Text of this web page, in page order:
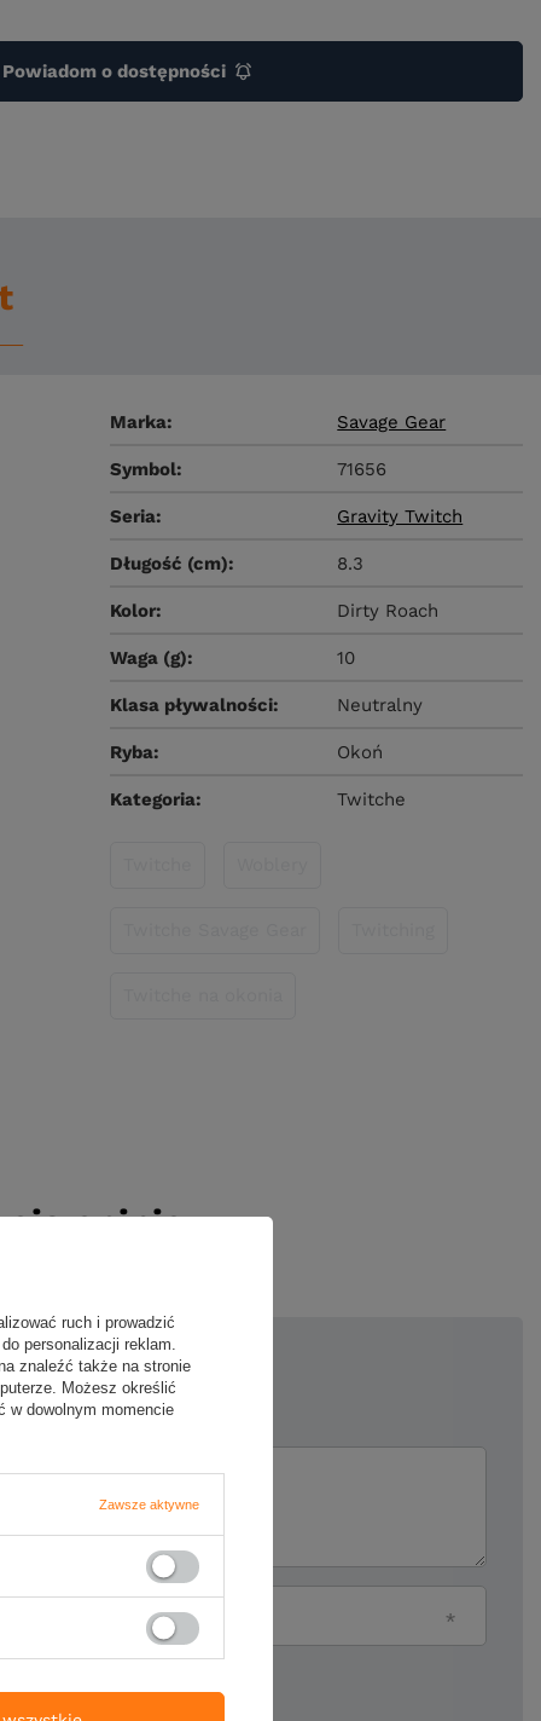
Powiadom o dostępności
Marka Savage Gear
Symbol 71656
Seria Gravity Twitch
Długość (cm) 8.3
Kolor Dirty Roach
Waga (g) 10
Klasa pływalności Neutralny
Ryba Okoń
Kategoria Twitche
opinię
5
Twój email
produktu:
ruch i prowadzić
personalizacji reklam.
znaleźć także na stronie
Możesz określić
w dowolnym momencie
Zawsze aktywne